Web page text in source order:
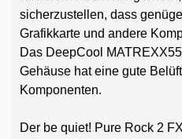
sicherzustellen, dass
Grafikkarte und andere
Das DeepCool
Gehäuse hat eine gute
Komponenten.
Der be quiet! Pure Rock 2